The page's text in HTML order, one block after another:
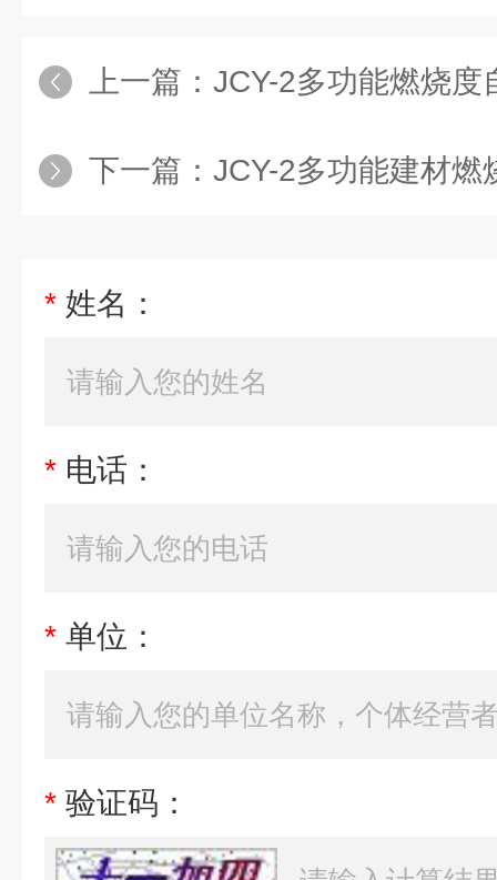
上一篇： JCY-2多功能燃烧度
下一篇： JCY-2多功能建材燃
* 姓名：
* 电话：
* 单位：
* 验证码：